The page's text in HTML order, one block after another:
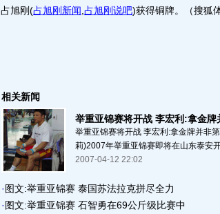
占旭刚(占旭刚新闻 占旭刚说吧)获得铜牌。（搜狐
相关新闻
举重亚锦赛将开战 李宏利:拿金牌
举重亚锦赛将开战 李宏利:拿金牌并非
莉)2007年举重亚锦赛即将在山东泰安
2007-04-12 22:02
·图文:举重亚锦赛 泰国苏法拉克拼尽全力
·图文:举重亚锦赛 石智勇在69公斤级比赛中